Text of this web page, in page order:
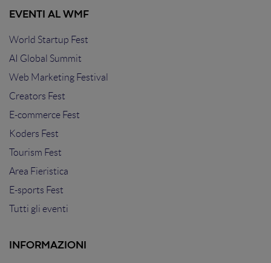
EVENTI AL WMF
World Startup Fest
AI Global Summit
Web Marketing Festival
Creators Fest
E-commerce Fest
Koders Fest
Tourism Fest
Area Fieristica
E-sports Fest
Tutti gli eventi
INFORMAZIONI